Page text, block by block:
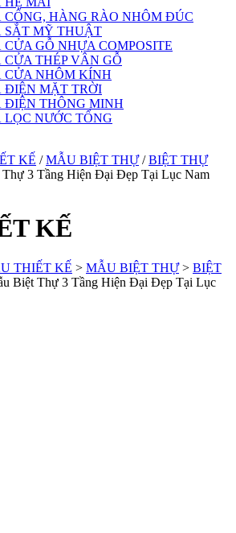
CỔNG, HÀNG RÀO NHÔM ĐÚC
SẮT MỸ THUẬT
GỖ NHỰA COMPOSITE
THÉP VÂN GỖ
CỬA NHÔM KÍNH
ĐIỆN MẶT TRỜI
ĐIỆN THÔNG MINH
NƯỚC TỔNG
KẾ /MẪU BIỆT THỰ/BIỆT THỰ
Thự 3 Tầng Hiện Đại Đẹp Tại Lục Nam
KẾ
THIẾT KẾ > MẪU BIỆT THỰ> BIỆT
Biệt Thự 3 Tầng Hiện Đại Đẹp Tại Lục